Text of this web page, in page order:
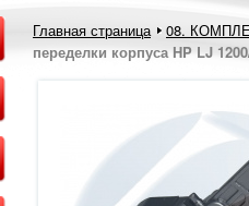
Главная страница
08.
переделки корпуса HP LJ